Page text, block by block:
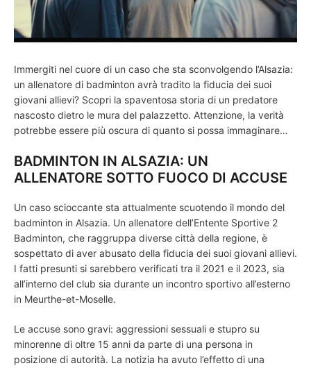
Immergiti nel cuore di un caso che sta sconvolgendo l’Alsazia:
un allenatore di badminton avrà tradito la fiducia dei suoi
giovani allievi? Scopri la spaventosa storia di un predatore
nascosto dietro le mura del palazzetto. Attenzione, la verità
potrebbe essere più oscura di quanto si possa immaginare…
BADMINTON IN ALSAZIA: UN
ALLENATORE SOTTO FUOCO DI ACCUSE
Un caso scioccante sta attualmente scuotendo il mondo del
badminton in Alsazia. Un allenatore dell’Entente Sportive 2
Badminton, che raggruppa diverse città della regione, è
sospettato di aver abusato della fiducia dei suoi giovani allievi.
I fatti presunti si sarebbero verificati tra il 2021 e il 2023, sia
all’interno del club sia durante un incontro sportivo all’esterno
in Meurthe-et-Moselle.
Le accuse sono gravi: aggressioni sessuali e stupro su
minorenne di oltre 15 anni da parte di una persona in
posizione di autorità. La notizia ha avuto l’effetto di una